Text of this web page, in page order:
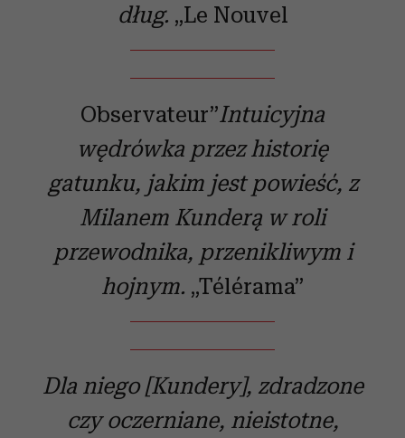
dług. „Le Nouvel
Observateur”Intuicyjna
wędrówka przez historię
gatunku, jakim jest powieść, z
Milanem Kunderą w roli
przewodnika, przenikliwym i
hojnym. „Télérama”
Dla niego [Kundery], zdradzone
czy oczerniane, nieistotne,